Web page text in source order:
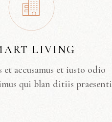
LIVING
et accusamus et iusto odio
qui blan ditiis praesenti